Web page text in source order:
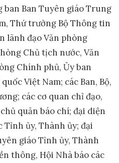
Ban Tuyên giáo Trung
Thứ trưởng Bộ Thông tin
lãnh đạo Văn phòng
Chủ tịch nước, Văn
Chính phủ, Ủy ban
Việt Nam; các Ban, Bộ,
các cơ quan chỉ đạo,
quản báo chí; đại diện
ủy, Thành ủy; đại
giáo Tỉnh ủy, Thành
thông, Hội Nhà báo các